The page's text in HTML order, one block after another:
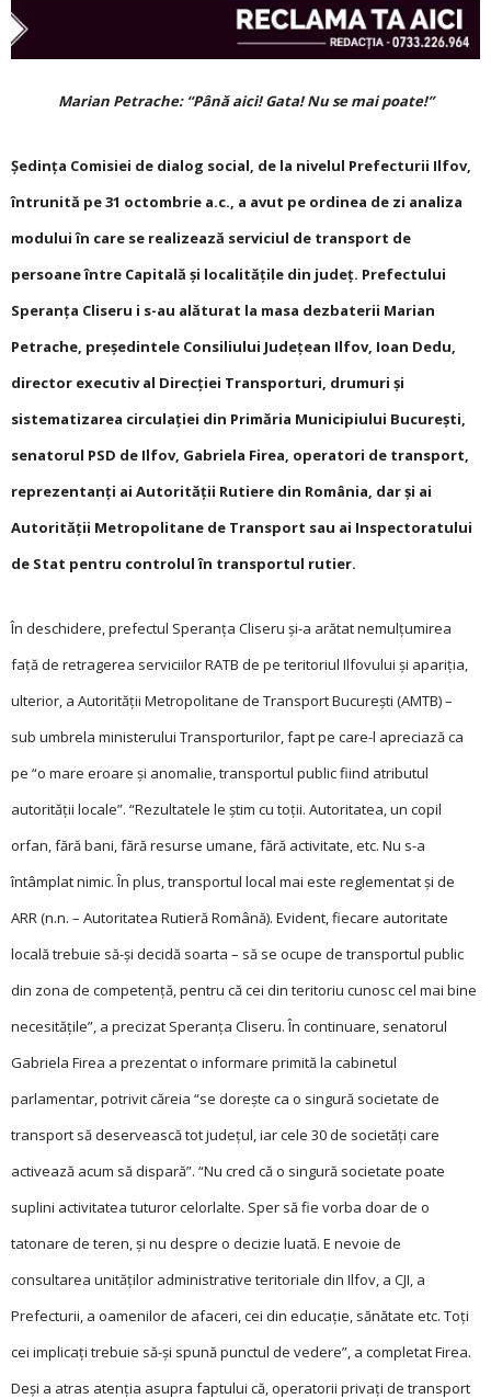
Marian Petrache: “Până aici! Gata! Nu se mai poate!”
Ședința Comisiei de dialog social, de la nivelul Prefecturii Ilfov,
întrunită pe 31 octombrie a.c., a avut pe ordinea de zi analiza
modului în care se realizează serviciul de transport de
persoane între Capitală și localitățile din județ. Prefectului
Speranța Cliseru i s-au alăturat la masa dezbaterii Marian
Petrache, președintele Consiliului Județean Ilfov, Ioan Dedu,
director executiv al Direcției Transporturi, drumuri și
sistematizarea circulației din Primăria Municipiului București,
senatorul PSD de Ilfov, Gabriela Firea, operatori de transport,
reprezentanți ai Autorității Rutiere din România, dar și ai
Autorității Metropolitane de Transport sau ai Inspectoratului
de Stat pentru controlul în transportul rutier.
În deschidere, prefectul Speranța Cliseru și-a arătat nemulțumirea
față de retragerea serviciilor RATB de pe teritoriul Ilfovului și apariția,
ulterior, a Autorității Metropolitane de Transport București (AMTB) –
sub umbrela ministerului Transporturilor, fapt pe care-l apreciază ca
pe “o mare eroare și anomalie, transportul public fiind atributul
autorității locale”. “Rezultatele le știm cu toții. Autoritatea, un copil
orfan, fără bani, fără resurse umane, fără activitate, etc. Nu s-a
întâmplat nimic. În plus, transportul local mai este reglementat și de
ARR (n.n. – Autoritatea Rutieră Română). Evident, fiecare autoritate
locală trebuie să-și decidă soarta – să se ocupe de transportul public
din zona de competență, pentru că cei din teritoriu cunosc cel mai bine
necesitățile”, a precizat Speranța Cliseru. În continuare, senatorul
Gabriela Firea a prezentat o informare primită la cabinetul
parlamentar, potrivit căreia “se dorește ca o singură socie­tate de
transport să deservească tot județul, iar cele 30 de societăți care
activează acum să dispară”. “Nu cred că o singură socie­tate poate
suplini activitatea tuturor celorlalte. Sper să fie vorba doar de o
tatonare de teren, și nu despre o decizie luată. E nevoie de
consultarea unităților administrative teritoriale din Ilfov, a CJI, a
Prefecturii, a oamenilor de afaceri, cei din educație, sănătate etc. Toți
cei implicați trebuie să-și spună punctul de vedere”, a completat Firea.
Deși a atras atenția asupra faptului că, operatorii privați de transport